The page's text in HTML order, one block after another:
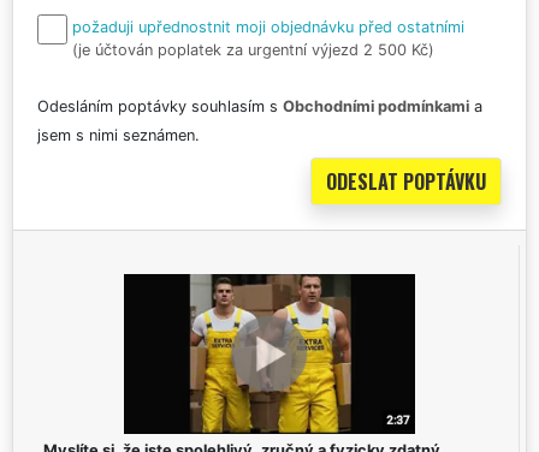
požaduji upřednostnit moji objednávku před ostatními
(je účtován poplatek za urgentní výjezd 2 500 Kč)
Odesláním poptávky souhlasím s Obchodními podmínkami a
jsem s nimi seznámen.